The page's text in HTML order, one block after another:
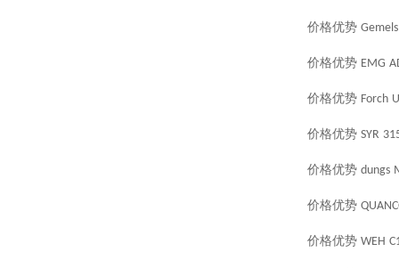
价格优势 Gemels
价格优势 EMG
价格优势 Forch
价格优势 SYR
价格优势 dungs
价格优势
价格优势 WEH